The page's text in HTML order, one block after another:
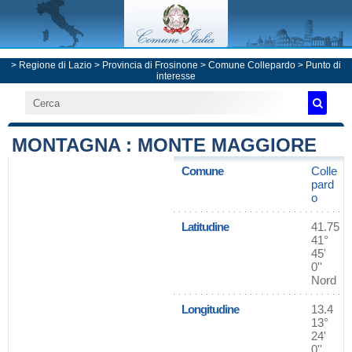
> Regione di Lazio > Provincia di Frosinone > Comune Collepardo > Punto di
interesse
MONTAGNA : MONTE MAGGIORE
Comune
Colle
pard
o
Latitudine
41.75
41°
45'
0''
Nord
Longitudine
13.4
13°
24'
0''